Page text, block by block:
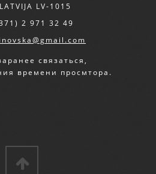
LV-1015
2 971 32 49
связаться,
времени просмтора.